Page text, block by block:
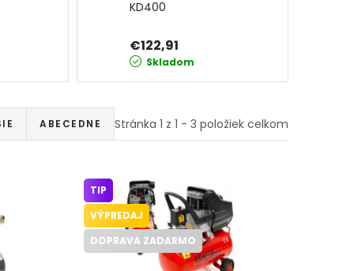
KD400
€122,91
Skladom
Stránka 1 z 1 - 3 položiek celkom
ABECEDNE
TIP
VÝPREDAJ
DOPRAVA ZADARMO